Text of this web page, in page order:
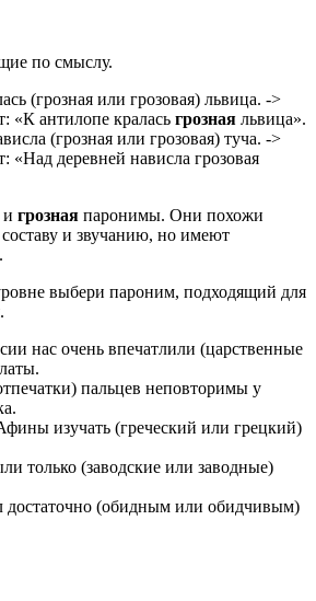
по смыслу.
(грозная или грозовая) львица. ->
«К антилопе кралась грозная львица».
(грозная или грозовая) туча. ->
«Над деревней нависла грозовая
и грозная паронимы. Они похожи
и звучанию, но имеют
выбери пароним, подходящий для
нас очень впечатлили (царственные
пальцев неповторимы у
изучать (греческий или грецкий)
только (заводские или заводные)
достаточно (обидным или обидчивым)